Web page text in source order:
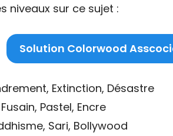
niveaux sur ce sujet :
Solution Colorwood
Extinction, Désastre
Pastel, Encre
Sari, Bollywood